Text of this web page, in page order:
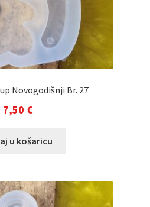
Novogodišnji Br. 27
7,50 €
u košaricu